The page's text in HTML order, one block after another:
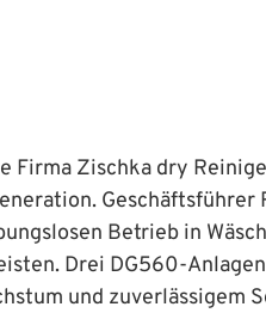
Firma Zischka dry
Geschäftsführer
Betrieb in
Drei DG560-
und zuverlässigem